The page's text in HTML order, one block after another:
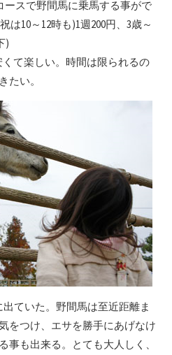
ースで野間馬に乗馬する事がで
は10～12時も)1週200円、3歳～
)
て楽しい。時間は限られるの
たい。
ていた。野間馬は至近距離ま
をつけ、エサを勝手にあげなけ
事も出来る。とても大人しく、